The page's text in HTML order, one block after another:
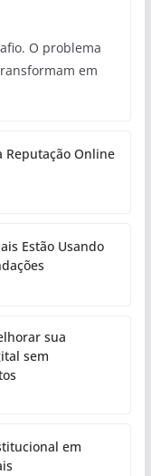
O problema
em
Reputação Online
Estão Usando
sua
sem
em